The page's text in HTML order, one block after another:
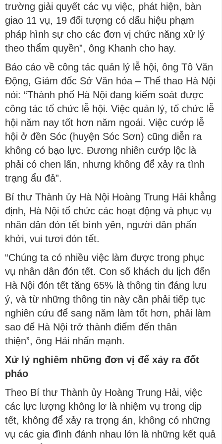
trường giải quyết các vụ việc, phát hiện, bàn
giao 11 vụ, 19 đối tượng có dấu hiệu phạm
pháp hình sự cho các đơn vị chức năng xử lý
theo thẩm quyền”, ông Khanh cho hay.
Báo cáo về công tác quản lý lễ hội, ông Tô Văn
Động, Giám đốc Sở Văn hóa – Thể thao Hà Nội
nói: “Thành phố Hà Nội đang kiểm soát được
công tác tổ chức lễ hội. Việc quản lý, tổ chức lễ
hội năm nay tốt hơn năm ngoái. Việc cướp lễ
hội ở đền Sóc (huyện Sóc Sơn) cũng diễn ra
không có bạo lực. Đương nhiên cướp lộc là
phải có chen lấn, nhưng không để xảy ra tình
trạng ẩu đả”.
Bí thư Thành ủy Hà Nội Hoàng Trung Hải khẳng
định, Hà Nội tổ chức các hoạt động và phục vụ
nhân dân đón tết bình yên, người dân phấn
khởi, vui tươi đón tết.
“Chúng ta có nhiều việc làm được trong phục
vụ nhân dân đón tết. Con số khách du lịch đến
Hà Nội đón tết tăng 65% là thông tin đáng lưu
ý, và từ những thông tin này cần phải tiếp tục
nghiên cứu để sang năm làm tốt hơn, phải làm
sao để Hà Nội trở thành điểm đến thân
thiện”, ông Hải nhấn mạnh.
Xử lý nghiêm những đơn vị để xảy ra đốt
pháo
Theo Bí thư Thành ủy Hoàng Trung Hải, việc
các lực lượng không lơ là nhiệm vụ trong dịp
tết, không để xảy ra trọng án, không có những
vụ các gia đình đánh nhau lớn là những kết quả